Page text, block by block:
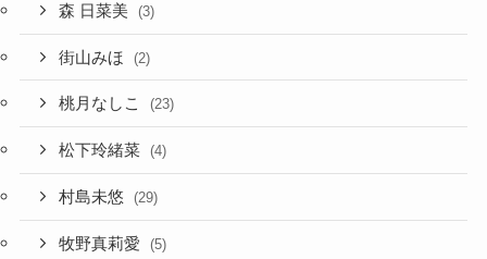
森 日菜美 (3)
街山みほ (2)
桃月なしこ (23)
松下玲緒菜 (4)
村島未悠 (29)
牧野真莉愛 (5)